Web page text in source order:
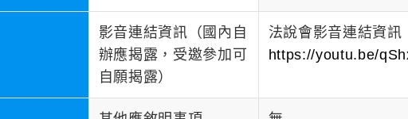
影音連結資訊（國內自
辦應揭露，受邀參加可
自願揭露）
法說會影音連結資訊
https://youtu.be/